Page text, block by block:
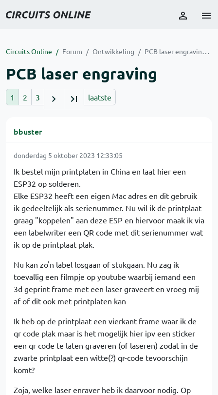
Circuits Online Forum Ontwikkeling PCB laser engraving
PCB laser engraving
1 2 3 laatste
bbuster
donderdag 5 oktober 2023 12:33:05
Ik bestel mijn printplaten in China en laat hier een
ESP32 op solderen.
Elke ESP32 heeft een eigen Mac adres en dit gebruik
ik gedeeltelijk als serienummer. Nu wil ik de printplaat
graag "koppelen" aan deze ESP en hiervoor maak ik via
een labelwriter een QR code met dit serienummer wat
ik op de printplaat plak.
Nu kan zo'n label losgaan of stukgaan. Nu zag ik
toevallig een filmpje op youtube waarbij iemand een
3d geprint frame met een laser graveert en vroeg mij
af of dit ook met printplaten kan
Ik heb op de printplaat een vierkant frame waar ik de
qr code plak maar is het mogelijk hier ipv een sticker
een qr code te laten graveren (of laseren) zodat in de
zwarte printplaat een witte(?) qr-code tevoorschijn
komt?
Zoja, welke laser enraver heb ik daarvoor nodig. Op